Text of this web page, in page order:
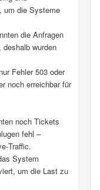
um die Systeme
die Anfragen
deshalb wurden
Fehler 503 oder
noch erreichbar für
noch Tickets
fehl –
System
um die Last zu